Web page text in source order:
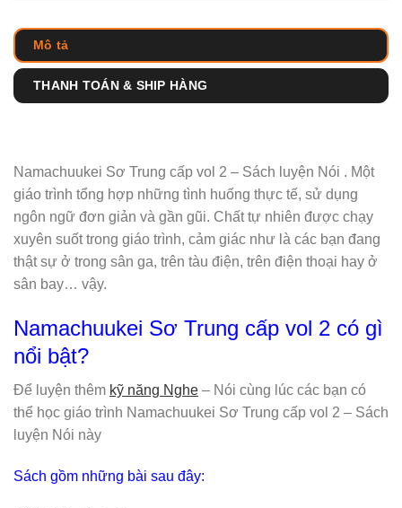
Mô tả
THANH TOÁN & SHIP HÀNG
Namachuukei Sơ Trung cấp vol 2 – Sách luyện Nói . Một
giáo trình tổng hợp những tình huống thực tế, sử dụng
ngôn ngữ đơn giản và gần gũi. Chất tự nhiên được chạy
xuyên suốt trong giáo trình, cảm giác như là các bạn đang
thật sự ở trong sân ga, trên tàu điện, trên điện thoại hay ở
sân bay… vậy.
Namachuukei Sơ Trung cấp vol 2 có gì
nổi bật?
Để luyện thêm kỹ năng Nghe – Nói cùng lúc các bạn có
thể học giáo trình Namachuukei Sơ Trung cấp vol 2 – Sách
luyện Nói này
Sách gồm những bài sau đây: